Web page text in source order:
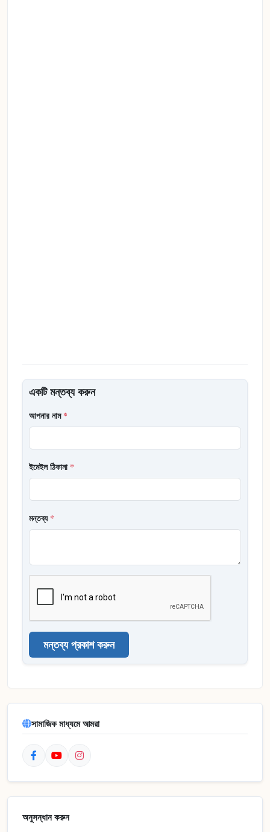
একটি মন্তব্য করুন
আপনার নাম*
ইমেইল ঠিকানা*
মন্তব্য*
মন্তব্য প্রকাশ করুন
সামাজিক মাধ্যমে আমরা
অনুসন্ধান করুন